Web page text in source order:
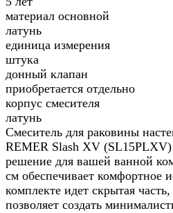
материал основной
латунь
единица измерения
штука
донный клапан
приобретается отдельно
корпус смесителя
латунь
Смеситель для раковины
REMER Slash XV (SL15PLXV)
решение для вашей ванной
см обеспечивает комфортное
комплекте идет скрытая
позволяет создать